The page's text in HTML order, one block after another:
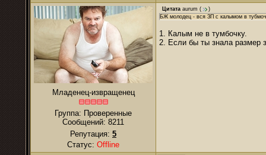
Младенец-извращенец
Группа: Проверенные
Сообщений: 8211
Репутация: 5
Статус: Offline
Цитата аurum (
)
БЖ молодец - вся ЗП с калымом в
1. Калым не в тумбочку.
2. Если бы ты знала размер